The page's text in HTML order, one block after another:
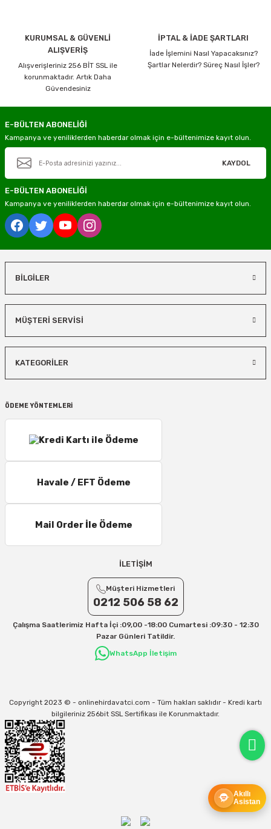
KURUMSAL & GÜVENLİ
ALIŞVERİŞ
Alışverişleriniz 256 BİT SSL ile
korunmaktadır. Artık Daha
Güvendesiniz
İPTAL & İADE ŞARTLARI
İade İşlemini Nasıl Yapacaksınız?
Şartlar Nelerdir? Süreç Nasıl İşler?
E-BÜLTEN ABONELİĞİ
Kampanya ve yeniliklerden haberdar olmak için e-bültenimize kayıt olun.
KAYDOL
E-BÜLTEN ABONELİĞİ
Kampanya ve yeniliklerden haberdar olmak için e-bültenimize kayıt olun.
BİLGİLER
MÜŞTERİ SERVİSİ
KATEGORİLER
ÖDEME YÖNTEMLERİ
Havale / EFT Ödeme
Mail Order İle Ödeme
Akıllı
Asistan
İLETİŞİM
Müşteri Hizmetleri
0212 506 58 62
Çalışma Saatlerimiz Hafta İçi :09,00 -18:00 Cumartesi :09:30 - 12:30
Pazar Günleri Tatildir.
WhatsApp İletişim
Copyright 2023 © - onlinehirdavatci.com - Tüm hakları saklıdır - Kredi kartı
bilgileriniz 256bit SSL Sertifikası ile Korunmaktadır.